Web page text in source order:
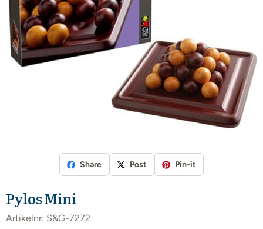
Share Post Pin-it
Pylos Mini
Artikelnr: S&G-7272